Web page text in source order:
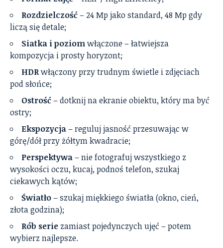
Rozdzielczość– 24 Mp jako standard, 48 Mp gdy
liczą się detale;
Siatka i poziomwłączone – łatwiejsza
kompozycja i prosty horyzont;
HDRwłączony przy trudnym świetle i zdjęciach
pod słońce;
Ostrość– dotknij na ekranie obiektu, który ma być
ostry;
Ekspozycja– reguluj jasność przesuwając w
górę/dół przy żółtym kwadracie;
Perspektywa– nie fotografuj wszystkiego z
wysokości oczu, kucaj, podnoś telefon, szukaj
ciekawych kątów;
Światło– szukaj miękkiego światła (okno, cień,
złota godzina);
Rób serie zamiast pojedynczych ujęć – potem
wybierz najlepsze.